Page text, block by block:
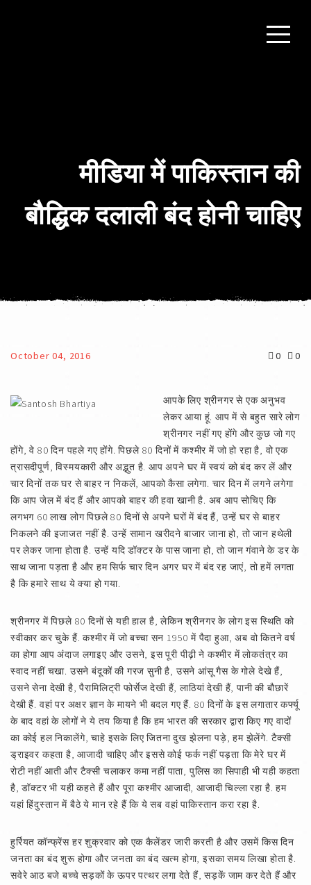
मीडिया में पाकिस्तान की
बौद्धिक दलाली बंद होनी चाहिए
October 04, 2016 0 0
आपके लिए श्रीनगर से एक अनुभव
लेकर आया हूं. आप में से बहुत सारे लोग
श्रीनगर नहीं गए होंगे और कुछ जो गए
होंगे, वे 80 दिन पहले गए होंगे. पिछले 80 दिनों में कश्मीर में जो हो रहा है, वो एक
त्रासदीपूर्ण, विस्मयकारी और अद्भुत है. आप अपने घर में स्वयं को बंद कर लें और
चार दिनों तक घर से बाहर न निकलें, आपको कैसा लगेगा. चार दिन में लगने लगेगा
कि आप जेल में बंद हैं और आपको बाहर की हवा खानी है. अब आप सोचिए कि
लगभग 60 लाख लोग पिछले 80 दिनों से अपने घरों में बंद हैं, उन्हें घर से बाहर
निकलने की इजाजत नहीं है. उन्हें सामान खरीदने बाजार जाना हो, तो जान हथेली
पर लेकर जाना होता है. उन्हें यदि डॉक्टर के पास जाना हो, तो जान गंवाने के डर के
साथ जाना पड़ता है और हम सिर्फ चार दिन अगर घर में बंद रह जाएं, तो हमें लगता
है कि हमारे साथ ये क्या हो गया.
श्रीनगर में पिछले 80 दिनों से यही हाल है, लेकिन श्रीनगर के लोग इस स्थिति को
स्वीकार कर चुके हैं. कश्मीर में जो बच्चा सन 1950 में पैदा हुआ, अब वो कितने वर्ष
का होगा आप अंदाज लगाइए और उसने, इस पूरी पीढ़ी ने कश्मीर में लोकतंत्र का
स्वाद नहीं चखा. उसने बंदूकों की गरज सुनी है, उसने आंसू गैस के गोले देखे हैं,
उसने सेना देखी है, पैरामिलिट्री फोर्सेज देखी हैं, लाठियां देखी हैं, पानी की बौछारें
देखी हैं. वहां पर अक्षर ज्ञान के मायने भी बदल गए हैं. 80 दिनों के इस लगातार कर्फ्यू
के बाद वहां के लोगों ने ये तय किया है कि हम भारत की सरकार द्वारा किए गए वादों
का कोई हल निकालेंगे, चाहे इसके लिए जितना दुख झेलना पड़े, हम झेलेंगे. टैक्सी
ड्राइवर कहता है, आजादी चाहिए और इससे कोई फर्क नहीं पड़ता कि मेरे घर में
रोटी नहीं आती और टैक्सी चलाकर कमा नहीं पाता, पुलिस का सिपाही भी यही कहता
है, डॉक्टर भी यही कहते हैं और पूरा कश्मीर आजादी, आजादी चिल्ला रहा है. हम
यहां हिंदुस्तान में बैठे ये मान रहे हैं कि ये सब वहां पाकिस्तान करा रहा है.
हुर्रियत कॉन्फ्रेंस हर शुक्रवार को एक कैलेंडर जारी करती है और उसमें किस दिन
जनता का बंद शुरू होगा और जनता का बंद खत्म होगा, इसका समय लिखा होता है.
सवेरे आठ बजे बच्चे सड़कों के ऊपर पत्थर लगा देते हैं, सड़कें जाम कर देते हैं और